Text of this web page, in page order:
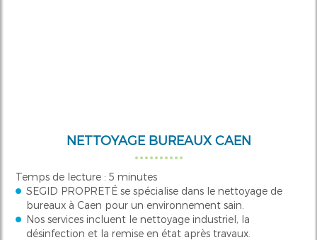
NETTOYAGE BUREAUX CAEN
Temps de lecture : 5 minutes
SEGID PROPRETÉ se spécialise dans le nettoyage de
bureaux à Caen pour un environnement sain.
Nos services incluent le nettoyage industriel, la
désinfection et la remise en état après travaux.